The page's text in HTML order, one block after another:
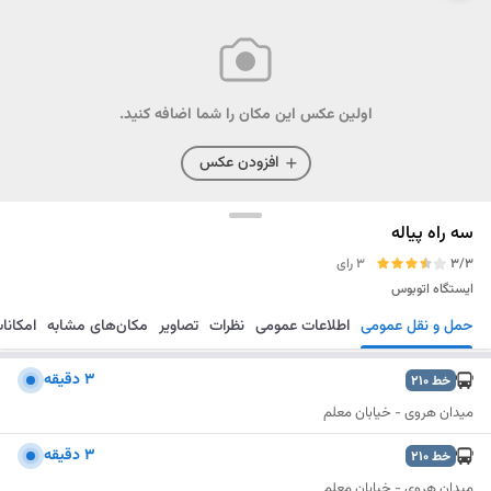
اولین عکس این مکان را شما اضافه کنید.
افزودن عکس
سه راه پیاله
3/3
3 رای
ایستگاه اتوبوس
مسیریابی ذخیره ارسال حمل و نقل عمومی اطلاعات عمومی نظرات تصاویر مکان‌های مشابه
خط210 3 دقیقه
میدان هروی - خیابان معلم
خط210 3 دقیقه